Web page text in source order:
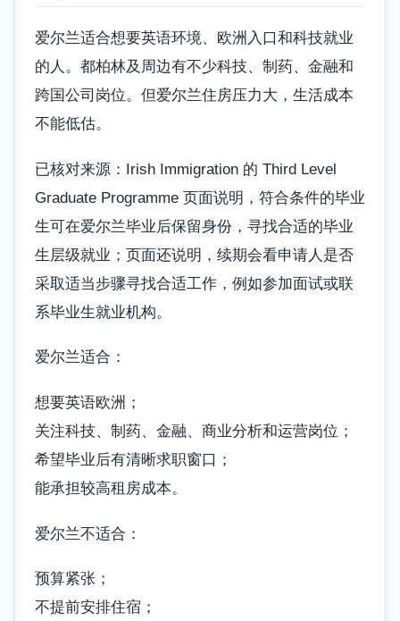
爱尔兰适合想要英语环境、欧洲入口和科技就业
的人。都柏林及周边有不少科技、制药、金融和
跨国公司岗位。但爱尔兰住房压力大，生活成本
不能低估。
已核对来源：Irish Immigration 的 Third Level
Graduate Programme 页面说明，符合条件的毕业
生可在爱尔兰毕业后保留身份，寻找合适的毕业
生层级就业；页面还说明，续期会看申请人是否
采取适当步骤寻找合适工作，例如参加面试或联
系毕业生就业机构。
爱尔兰适合：
想要英语欧洲；
关注科技、制药、金融、商业分析和运营岗位；
希望毕业后有清晰求职窗口；
能承担较高租房成本。
爱尔兰不适合：
预算紧张；
不提前安排住宿；